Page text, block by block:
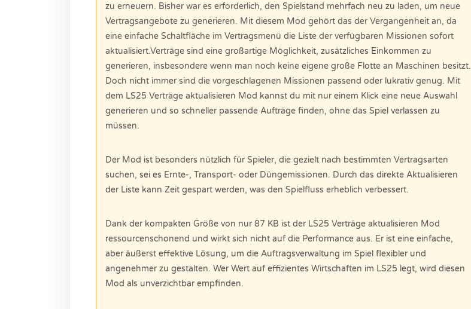
zu erneuern. Bisher war es erforderlich, den Spielstand mehrfach neu zu laden, um neue
Vertragsangebote zu generieren. Mit diesem Mod gehört das der Vergangenheit an, da
eine einfache Schaltfläche im Vertragsmenü die Liste der verfügbaren Missionen sofort
aktualisiert.Verträge sind eine großartige Möglichkeit, zusätzliches Einkommen zu
generieren, insbesondere wenn man noch keine eigene große Flotte an Maschinen besitzt.
Doch nicht immer sind die vorgeschlagenen Missionen passend oder lukrativ genug. Mit
dem LS25 Verträge aktualisieren Mod kannst du mit nur einem Klick eine neue Auswahl
generieren und so schneller passende Aufträge finden, ohne das Spiel verlassen zu
müssen.
Der Mod ist besonders nützlich für Spieler, die gezielt nach bestimmten Vertragsarten
suchen, sei es Ernte-, Transport- oder Düngemissionen. Durch das direkte Aktualisieren
der Liste kann Zeit gespart werden, was den Spielfluss erheblich verbessert.
Dank der kompakten Größe von nur 87 KB ist der LS25 Verträge aktualisieren Mod
ressourcenschonend und wirkt sich nicht auf die Performance aus. Er ist eine einfache,
aber äußerst effektive Lösung, um die Auftragsverwaltung im Spiel flexibler und
angenehmer zu gestalten. Wer Wert auf effizientes Wirtschaften im LS25 legt, wird diesen
Mod als unverzichtbar empfinden.